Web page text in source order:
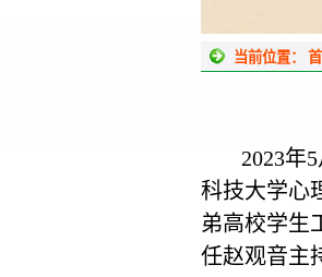
当前位置：
2023年
科技大学心
弟高校学生
任赵观音主